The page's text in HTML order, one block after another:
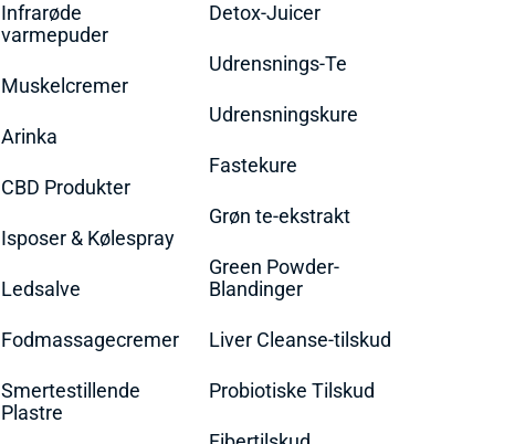
Infrarøde
varmepuder
Muskelcremer
Arinka
CBD Produkter
Isposer & Kølespray
Ledsalve
Fodmassagecremer
Smertestillende
Plastre
Detox-Juicer
Udrensnings-Te
Udrensningskure
Fastekure
Grøn te-ekstrakt
Green Powder-
Blandinger
Liver Cleanse-tilskud
Probiotiske Tilskud